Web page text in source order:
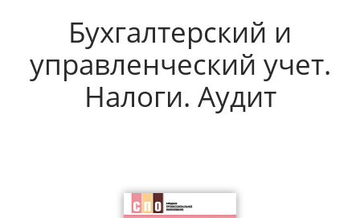
Бухгалтерский и
управленческий учет.
Налоги. Аудит